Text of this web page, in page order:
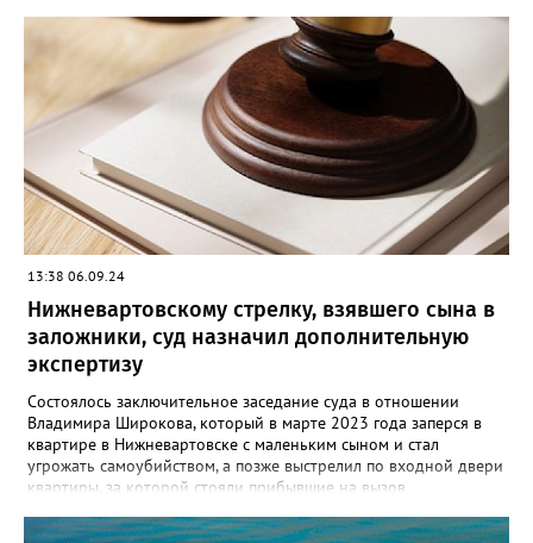
декабря 2001 года 22 летний вартовчанин находился в
квартире по улице Менделеева вместе со своим 29-летним
знакомым. Произошла ссора и мужчина нанес приятелю
множественные удары руками и кассетным магнитофоном в
голову. От полученных травм он скончался. Вартовчанин
испугался и выбросил тело в Обь. Уголовное дело с
обвинительным заключением направлено в суд для
рассмотрения. Вартовчанину грозит до пятнадцати лет
лишения свободы.
13:38 06.09.24
Нижневартовскому стрелку, взявшего сына в
заложники, суд назначил дополнительную
экспертизу
Состоялось заключительное заседание суда в отношении
Владимира Широкова, который в марте 2023 года заперся в
квартире в Нижневартовске с маленьким сыном и стал
угрожать самоубийством, а позже выстрелил по входной двери
квартиры, за которой стояли прибывшие на вызов
квартиры и подвала дома. В происшествии никто не пострадал,